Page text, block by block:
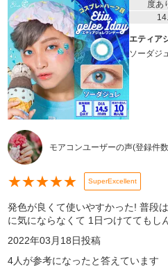
度あ
エティア
ソーダジ
モアコンユーザーの声(登録件
★★★★★ SuperExcellent
発色が良くて使いやすかった! 普段
に気にならなくて 1日つけててもし
2022年03月18日投稿
4人が参考になったと答えています